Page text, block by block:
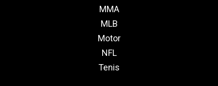
MMA
MLB
Motor
NFL
Tenis